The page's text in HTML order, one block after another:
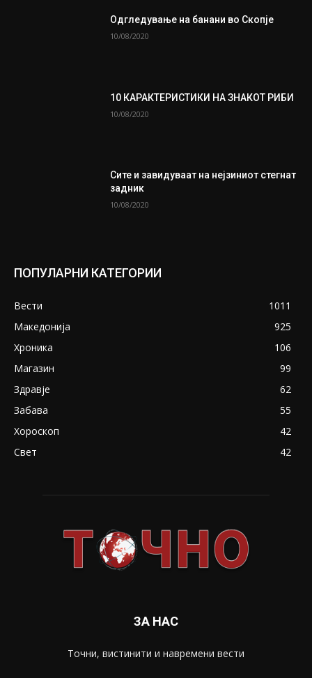
Одгледување на банани во Скопје
10/08/2020
10 КАРАКТЕРИСТИКИ НА ЗНАКОТ РИБИ
10/08/2020
Сите и завидуваат на нејзиниот стегнат
задник
10/08/2020
ПОПУЛАРНИ КАТЕГОРИИ
Вести
1011
Македонија
925
Хроника
106
Магазин
99
Здравје
62
Забава
55
Хороскоп
42
Свет
42
ЗА НАС
Точни, вистинити и навремени вести